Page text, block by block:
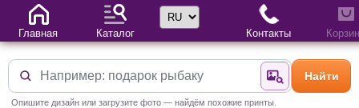
Найти поНайти
Опишите дизайн или загрузите фото — найдём похожие принты.
Главная Каталог
Выбор языка
Контакты